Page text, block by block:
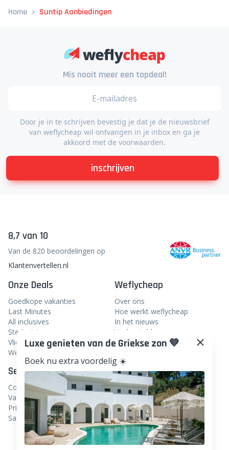
Home Suntip Aanbiedingen
Mis nooit meer een topdeal!
Door je in te schrijven bevestig je dat je de nieuwsbrief
van weflycheap wil ontvangen in je inbox en ga je
akkoord met de voorwaarden.
inschrijven
8,7 van 10
Van de 820 beoordelingen op
Klantenvertellen.nl
Onze Deals
Goedkope vakanties
Last Minutes
All inclusives
Stedentrips
Vliegtickets
Weekendje weg
Weflycheap
Over ons
Hoe werkt weflycheap
In het nieuws
Veelgestelde vragen
Blog
Service
Contact
Vacatures
Privacy
Samenwerken
Volg ons
Facebook
Instagram
Linkedin
TikTok
Luxe genieten van de Griekse zon 💙
Boek nu extra voordelig ☀️